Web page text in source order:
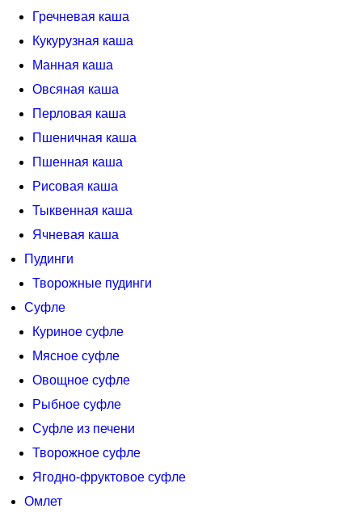
Гречневая каша
Кукурузная каша
Манная каша
Овсяная каша
Перловая каша
Пшеничная каша
Пшенная каша
Рисовая каша
Тыквенная каша
Ячневая каша
Пудинги
Творожные пудинги
Суфле
Куриное суфле
Мясное суфле
Овощное суфле
Рыбное суфле
Суфле из печени
Творожное суфле
Ягодно-фруктовое суфле
Омлет